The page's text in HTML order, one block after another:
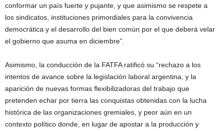
conformar un país fuerte y pujante, y que asimismo se respete a
los sindicatos, instituciones primordiales para la convivencia
democrática y el desarrollo del bien común por el que deberá velar
el gobierno que asuma en diciembre”.
Asimismo, la conducción de la FATFA ratificó su “rechazo a los
intentos de avance sobre la legislación laboral argentina, y la
aparición de nuevas formas flexibilizadoras del trabajo que
pretenden echar por tierra las conquistas obtenidas con la lucha
histórica de las organizaciones gremiales, y peor aún en un
contexto político donde, en lugar de apostar a la producción y